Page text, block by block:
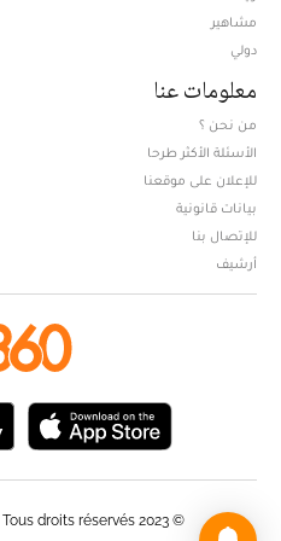
مشاهير
دولي
معلومات عنا
من نحن ؟
الأسئلة الأكثر طرحا
للإعلان على موقعنا
بيانات قانونية
للإتصال بنا
أرشيف
© Web News / le360.ma / Tous droits réservés 2023